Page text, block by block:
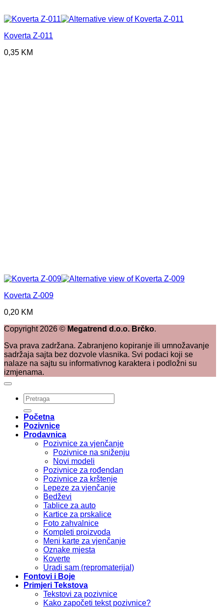
Koverta Z-011
0,35 KM
Koverta Z-009
0,20 KM
Copyright 2026 © Megatrend d.o.o. Brčko.
Sva prava zadržana. Zabranjeno kopiranje ili umnožavanje
sadržaja sajta bez dozvole vlasnika. Svi podaci koji se
nalaze na sajtu su informativnog karaktera i podložni su
izmjenama.
Pretraži:
Početna
Pozivnice
Prodavnica
Pozivnice za vjenčanje
Pozivnice na sniženju
Novi modeli
Pozivnice za rođendan
Pozivnice za krštenje
Lepeze za vjenčanje
Bedževi
Tablice za auto
Kartice za prskalice
Foto zahvalnice
Kompleti proizvoda
Meni karte za vjenčanje
Oznake mjesta
Koverte
Uradi sam (repromaterijal)
Fontovi i Boje
Primjeri Tekstova
Tekstovi za pozivnice
Kako započeti tekst pozivnice?